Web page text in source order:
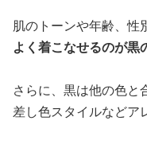
肌のトーンや年齢、性
よく着こなせるのが黒
さらに、黒は他の色と
差し色スタイルなどア